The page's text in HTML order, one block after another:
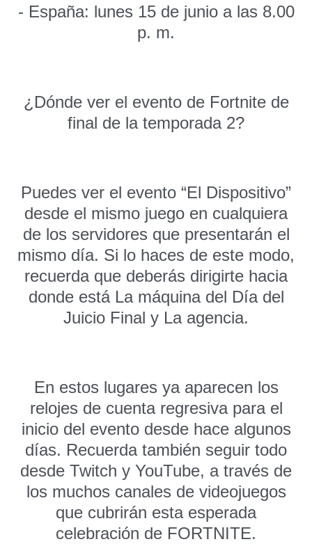
- España: lunes 15 de junio a las 8.00
p. m.
¿Dónde ver el evento de Fortnite de
final de la temporada 2?
Puedes ver el evento “El Dispositivo”
desde el mismo juego en cualquiera
de los servidores que presentarán el
mismo día. Si lo haces de este modo,
recuerda que deberás dirigirte hacia
donde está La máquina del Día del
Juicio Final y La agencia.
En estos lugares ya aparecen los
relojes de cuenta regresiva para el
inicio del evento desde hace algunos
días. Recuerda también seguir todo
desde Twitch y YouTube, a través de
los muchos canales de videojuegos
que cubrirán esta esperada
celebración de FORTNITE.